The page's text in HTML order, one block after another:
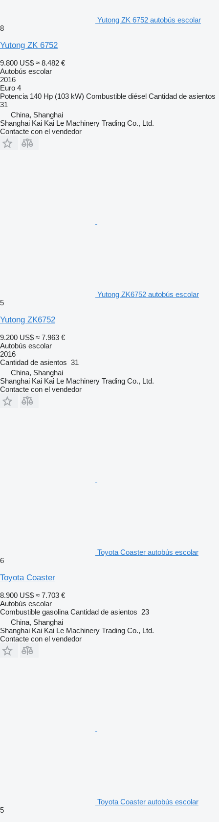
Yutong ZK 6752 autobús escolar
8
Yutong ZK 6752
9.800 US$ ≈ 8.482 €
Autobús escolar
2016
Euro 4
Potencia 140 Hp (103 kW) Combustible diésel Cantidad de asientos
31
China, Shanghai
Shanghai Kai Kai Le Machinery Trading Co., Ltd.
Contacte con el vendedor
Yutong ZK6752 autobús escolar
5
Yutong ZK6752
9.200 US$ ≈ 7.963 €
Autobús escolar
2016
Cantidad de asientos 31
China, Shanghai
Shanghai Kai Kai Le Machinery Trading Co., Ltd.
Contacte con el vendedor
Toyota Coaster autobús escolar
6
Toyota Coaster
8.900 US$ ≈ 7.703 €
Autobús escolar
Combustible gasolina Cantidad de asientos 23
China, Shanghai
Shanghai Kai Kai Le Machinery Trading Co., Ltd.
Contacte con el vendedor
Toyota Coaster autobús escolar
5